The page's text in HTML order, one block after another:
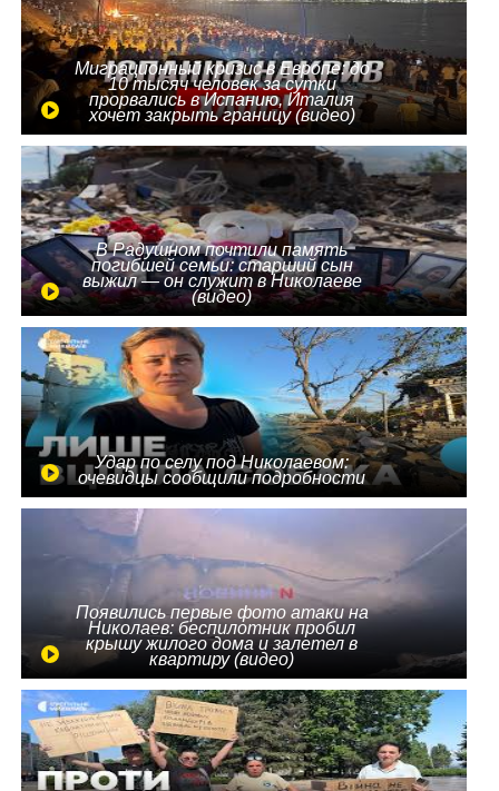
Миграционный кризис в Европе: до
10 тысяч человек за сутки
прорвались в Испанию, Италия
хочет закрыть границу (видео)
В Радушном почтили память
погибшей семьи: старший сын
выжил — он служит в Николаеве
(видео)
Удар по селу под Николаевом:
очевидцы сообщили подробности
Появились первые фото атаки на
Николаев: беспилотник пробил
крышу жилого дома и залетел в
квартиру (видео)